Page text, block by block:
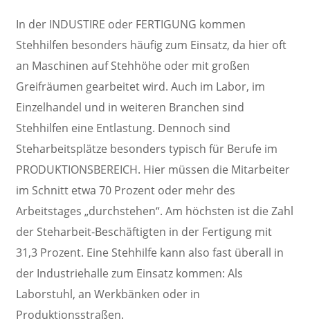
In der INDUSTIRE oder FERTIGUNG kommen
Stehhilfen besonders häufig zum Einsatz, da hier oft
an Maschinen auf Stehhöhe oder mit großen
Greifräumen gearbeitet wird. Auch im Labor, im
Einzelhandel und in weiteren Branchen sind
Stehhilfen eine Entlastung. Dennoch sind
Steharbeitsplätze besonders typisch für Berufe im
PRODUKTIONSBEREICH. Hier müssen die Mitarbeiter
im Schnitt etwa 70 Prozent oder mehr des
Arbeitstages „durchstehen“. Am höchsten ist die Zahl
der Steharbeit-Beschäftigten in der Fertigung mit
31,3 Prozent. Eine Stehhilfe kann also fast überall in
der Industriehalle zum Einsatz kommen: Als
Laborstuhl, an Werkbänken oder in
Produktionsstraßen.